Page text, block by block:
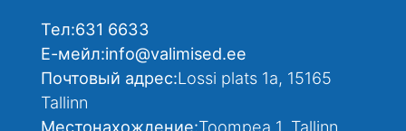
Тел:631 6633
Е-мейл:info@valimised.ee
Почтовый адрес:Lossi plats 1a, 15165
Tallinn
Местонахождение:Toompea 1, Tallinn